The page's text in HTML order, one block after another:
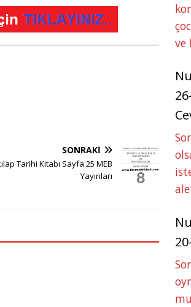
SONRAKI
Tarihi Kitabı Sayfa 25 MEB
Yayınları
ve